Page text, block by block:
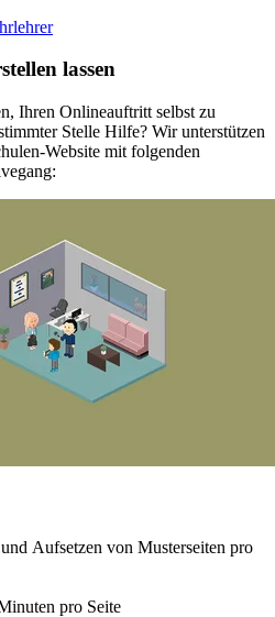
lassen
Ihren Onlineauftritt selbst zu
Stelle Hilfe? Wir unterstützen
Website mit folgenden
Aufsetzen von Musterseiten pro
pro Seite